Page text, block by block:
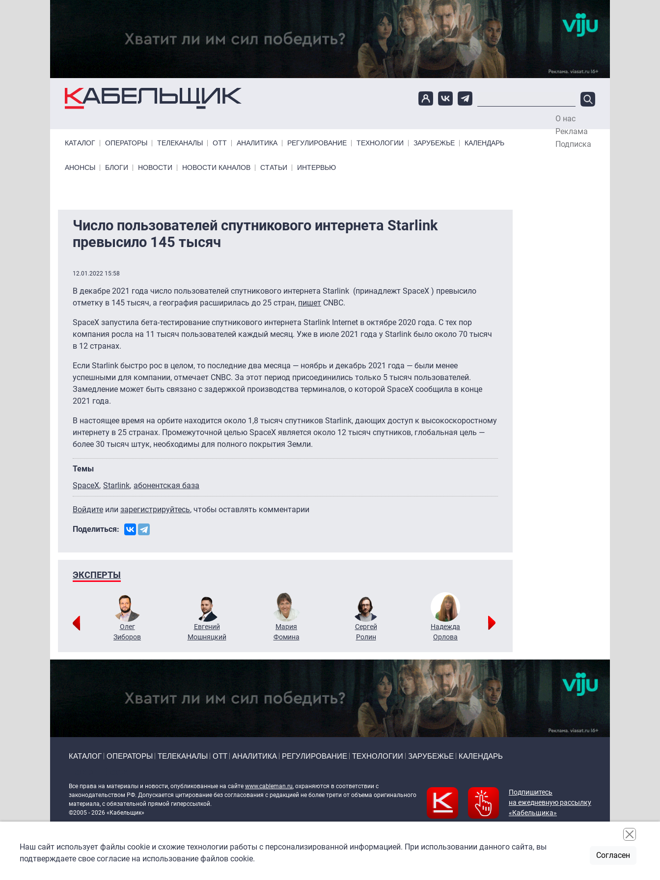
Перейти к основному содержанию
О нас
Реклама
Подписка
КАТАЛОГ ОПЕРАТОРЫ ТЕЛЕКАНАЛЫ ОТТ АНАЛИТИКА РЕГУЛИРОВАНИЕ ТЕХНОЛОГИИ ЗАРУБЕЖЬЕ КАЛЕНДАРЬ
Primary links bottom
АНОНСЫ БЛОГИ НОВОСТИ НОВОСТИ КАНАЛОВ СТАТЬИ ИНТЕРВЬЮ
Число пользователей спутникового интернета Starlink
превысило 145 тысяч
12.01.2022 15:58
В декабре 2021 года число пользователей спутникового интернета Starlink (принадлежт SpaceX ) превысило
отметку в 145 тысяч, а география расширилась до 25 стран, пишет CNBC.
SpaceX запустила бета-тестирование спутникового интернета Starlink Internet в октябре 2020 года. С тех пор
компания росла на 11 тысяч пользователей каждый месяц. Уже в июле 2021 года у Starlink было около 70 тысяч
в 12 странах.
Если Starlink быстро рос в целом, то последние два месяца — ноябрь и декабрь 2021 года — были менее
успешными для компании, отмечает CNBC. За этот период присоединились только 5 тысяч пользователей.
Замедление может быть связано с задержкой производства терминалов, о которой SpaceX сообщила в конце
2021 года.
В настоящее время на орбите находится около 1,8 тысяч спутников Starlink, дающих доступ к высокоскоростному
интернету в 25 странах. Промежуточной целью SpaceX является около 12 тысяч спутников, глобальная цель —
более 30 тысяч штук, необходимы для полного покрытия Земли.
Темы
SpaceX Starlink абонентская база
Войдите или зарегистрируйтесь, чтобы оставлять комментарии
Поделиться:
ЭКСПЕРТЫ
Олег
Зиборов
Евгений
Мошняцкий
Мария
Фомина
Сергей
Ролин
Надежда
Орлова
КАТАЛОГ ОПЕРАТОРЫ ТЕЛЕКАНАЛЫ ОТТ АНАЛИТИКА РЕГУЛИРОВАНИЕ ТЕХНОЛОГИИ ЗАРУБЕЖЬЕ КАЛЕНДАРЬ
Все права на материалы и новости, опубликованные на сайте www.cableman.ru, охраняются в соответствии с
законодательством РФ. Допускается цитирование без согласования с редакцией не более трети от объема оригинального
материала, с обязательной прямой гиперссылкой.
©2005 - 2026 «Кабельщик»
DrupalCoder — поддержка сайта c 2017 года
Подпишитесь
на ежедневную рассылку
«Кабельщика»
Наш сайт использует файлы cookie и схожие технологии работы с персонализированной информацией. При использовании данного сайта, вы
подтверждаете свое согласие на использование файлов cookie.
Согласен